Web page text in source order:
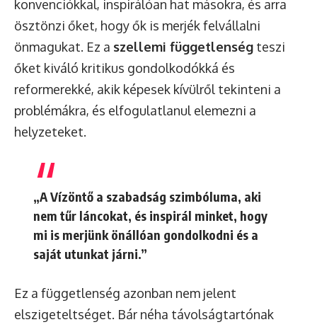
konvenciókkal, inspirálóan hat másokra, és arra
ösztönzi őket, hogy ők is merjék felvállalni
önmagukat. Ez a szellemi függetlenség teszi
őket kiváló kritikus gondolkodókká és
reformerekké, akik képesek kívülről tekinteni a
problémákra, és elfogulatlanul elemezni a
helyzeteket.
„A Vízöntő a szabadság szimbóluma, aki
nem tűr láncokat, és inspirál minket, hogy
mi is merjünk önállóan gondolkodni és a
saját utunkat járni.”
Ez a függetlenség azonban nem jelent
elszigeteltséget. Bár néha távolságtartónak